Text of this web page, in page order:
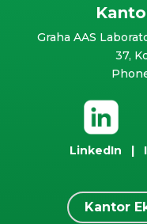
Graha AAS
37,
LinkedIn
Kantor